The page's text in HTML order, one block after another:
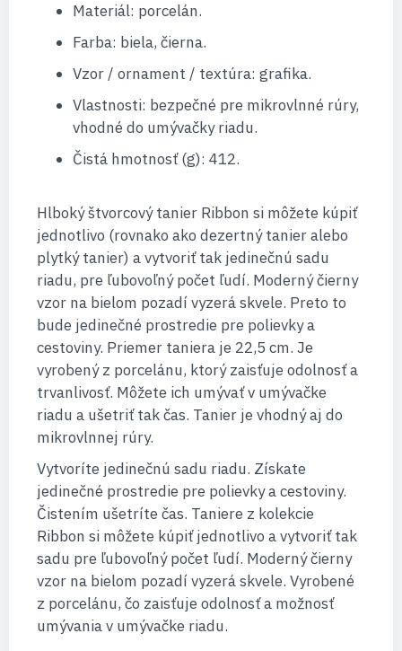
Materiál: porcelán.
Farba: biela, čierna.
Vzor / ornament / textúra: grafika.
Vlastnosti: bezpečné pre mikrovlnné rúry,
vhodné do umývačky riadu.
Čistá hmotnosť (g): 412.
Hlboký štvorcový tanier Ribbon si môžete kúpiť
jednotlivo (rovnako ako dezertný tanier alebo
plytký tanier) a vytvoriť tak jedinečnú sadu
riadu, pre ľubovoľný počet ľudí. Moderný čierny
vzor na bielom pozadí vyzerá skvele. Preto to
bude jedinečné prostredie pre polievky a
cestoviny. Priemer taniera je 22,5 cm. Je
vyrobený z porcelánu, ktorý zaisťuje odolnosť a
trvanlivosť. Môžete ich umývať v umývačke
riadu a ušetriť tak čas. Tanier je vhodný aj do
mikrovlnnej rúry.
Vytvoríte jedinečnú sadu riadu. Získate
jedinečné prostredie pre polievky a cestoviny.
Čistením ušetríte čas. Taniere z kolekcie
Ribbon si môžete kúpiť jednotlivo a vytvoriť tak
sadu pre ľubovoľný počet ľudí. Moderný čierny
vzor na bielom pozadí vyzerá skvele. Vyrobené
z porcelánu, čo zaisťuje odolnosť a možnosť
umývania v umývačke riadu.